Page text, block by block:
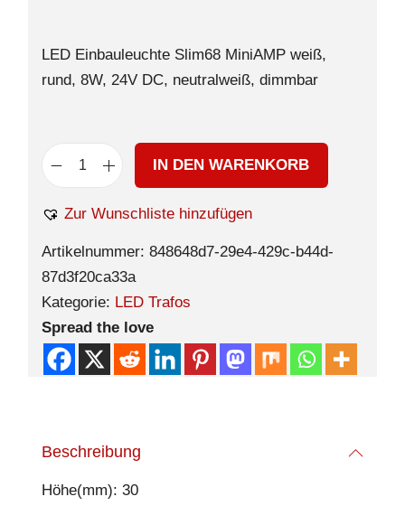
LED Einbauleuchte Slim68 MiniAMP weiß,
rund, 8W, 24V DC, neutralweiß, dimmbar
IN DEN WARENKORB
Zur Wunschliste hinzufügen
Artikelnummer: 848648d7-29e4-429c-b44d-
87d3f20ca33a
Kategorie: LED Trafos
Spread the love
Beschreibung
Höhe(mm): 30